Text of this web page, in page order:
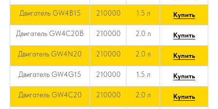
Двигатель GW4B15 210000 1.5 л Купить
Двигатель GW4C20B 210000 2.0 л Купить
Двигатель GW4N20 210000 2.0 л Купить
Двигатель GW4G15 210000 1.5 л Купить
Двигатель GW4C20 210000 2.0 л Купить